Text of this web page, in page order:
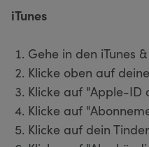
iTunes
Gehe in den iTunes
Klicke oben auf
Klicke auf "Apple-ID
Klicke auf
Klicke auf dein